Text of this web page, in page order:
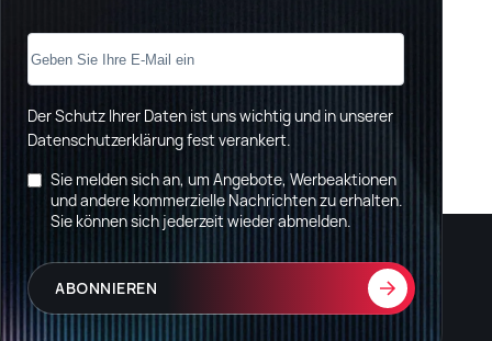
Der Schutz Ihrer Daten ist uns wichtig und in unserer
Datenschutzerklärung fest verankert.
Sie melden sich an, um Angebote, Werbeaktionen
und andere kommerzielle Nachrichten zu erhalten.
Sie können sich jederzeit wieder abmelden.